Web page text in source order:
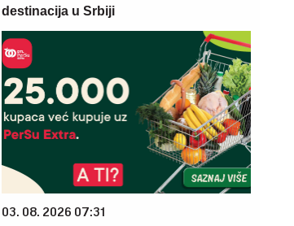
destinacija u Srbiji
03. 08. 2026 07:31